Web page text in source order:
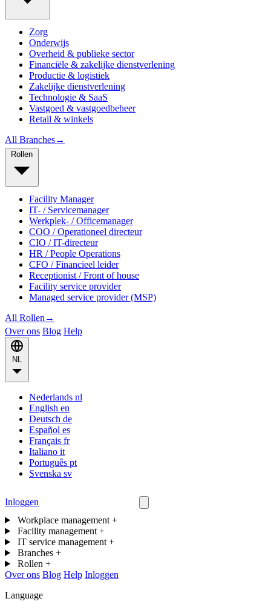
Zorg
Onderwijs
Overheid & publieke sector
Financiële & zakelijke dienstverlening
Productie & logistiek
Zakelijke dienstverlening
Technologie & SaaS
Vastgoed & vastgoedbeheer
Retail & winkels
All Branches→
Facility Manager
IT- / Servicemanager
Werkplek- / Officemanager
COO / Operationeel directeur
CIO / IT-directeur
HR / People Operations
CFO / Financieel leider
Receptionist / Front of house
Facility service provider
Managed service provider (MSP)
All Rollen →
Over ons Blog Help
Nederlands nl
English en
Deutsch de
Español es
Français fr
Italiano it
Português pt
Svenska sv
Inloggen
Workplace management +
Facility management +
IT service management +
Branches +
Rollen +
Over ons Blog Help Inloggen
Language